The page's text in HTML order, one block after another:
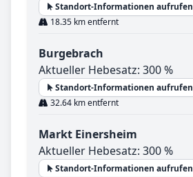
Standort-Informationen aufrufen
18.35 km entfernt
Burgebrach
Aktueller Hebesatz: 300 %
Standort-Informationen aufrufen
32.64 km entfernt
Markt Einersheim
Aktueller Hebesatz: 300 %
Standort-Informationen aufrufen